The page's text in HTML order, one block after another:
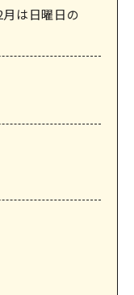
は日曜日の